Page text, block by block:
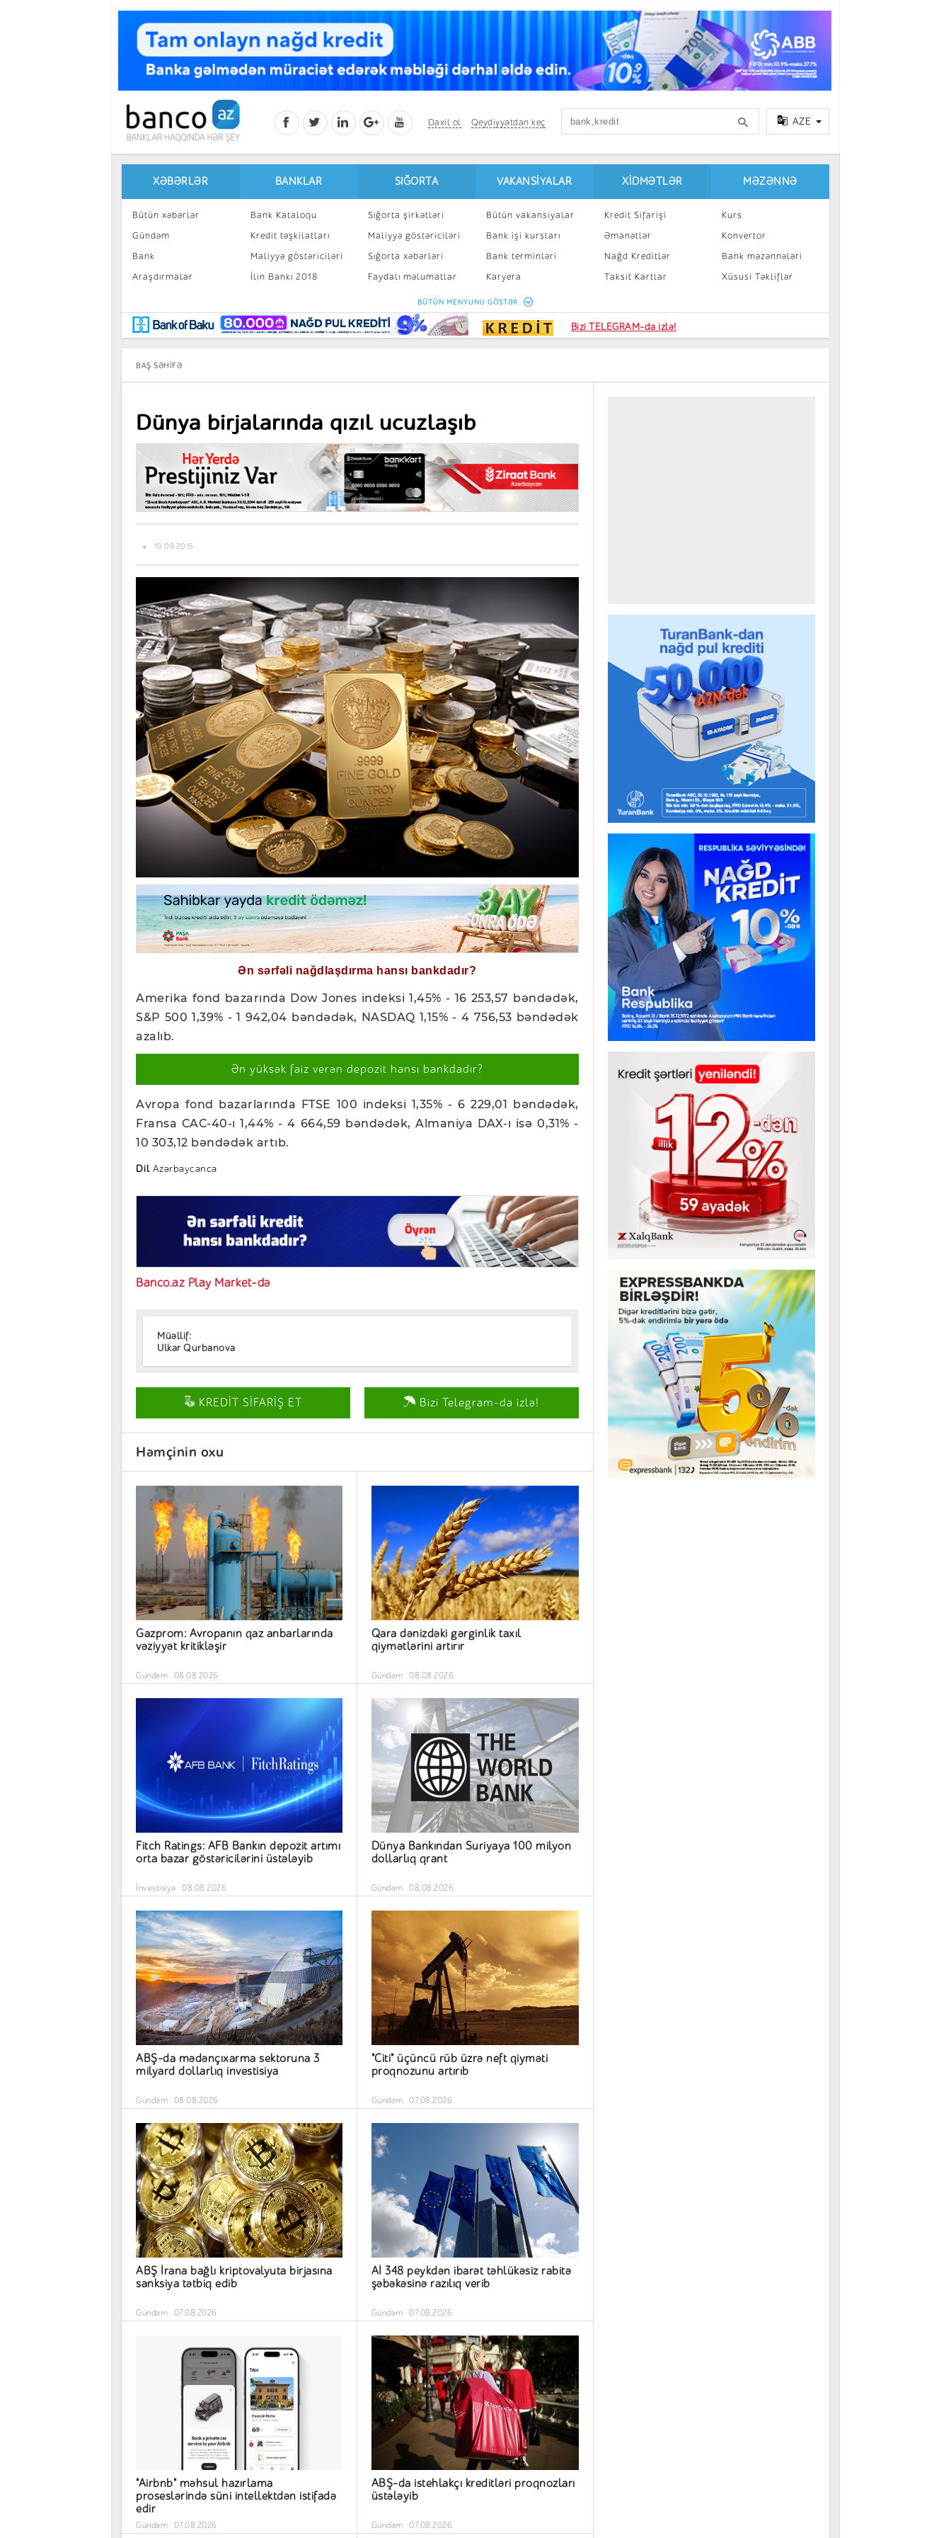
Daxil ol Qeydiyyatdan keç AZE
XƏBƏRLƏR
Bütün xəbərlər
Gündəm
Bank
Araşdırmalar
Maraqlı
BancoTV
Müsahibə
BANKLAR
Bank Kataloqu
Kredit təşkilatları
Maliyyə göstəriciləri
İlin Bankı 2018
SIĞORTA
Sığorta şirkətləri
Maliyyə göstəriciləri
Sığorta xəbərləri
Faydalı məlumatlar
Sığorta kalkulyatoru
VAKANSIYALAR
Bütün vakansiyalar
Bank işi kursları
Bank terminləri
Karyera
Peşakar inkişaf
XIDMƏTLƏR
Kredit Sifarişi
Əmanətlər
Nağd Kreditlər
Taksit Kartlar
Kart sifarişi
MƏZƏNNƏ
Kurs
Konvertor
Bank məzənnələri
Xüsusi Təkliflər
BÜTÜN MENYUNU GÖSTƏR
Bizi TELEGRAM-da izlə!
BAŞ SƏHIFƏ
Dünya birjalarında qızıl ucuzlaşıb
10.09.2015
Ən sərfəli nağdlaşdırma hansı bankdadır?
Amerika fond bazarında Dow Jones indeksi 1,45% - 16 253,57 bəndədək,
S&P 500 1,39% - 1 942,04 bəndədək, NASDAQ 1,15% - 4 756,53 bəndədək
azalıb.
Ən yüksək faiz verən depozit hansı bankdadır?
Avropa fond bazarlarında FTSE 100 indeksi 1,35% - 6 229,01 bəndədək,
Fransa CAC-40-ı 1,44% - 4 664,59 bəndədək, Almaniya DAX-ı isə 0,31% -
10 303,12 bəndədək artıb.
Dil Azərbaycanca
Banco.az Play Market-də
Müəllif:
Ulkar Qurbanova
KREDİT SİFARİŞ ET Bizi Telegram-da izlə!
Həmçinin oxu
Gazprom: Avropanın qaz anbarlarında
vəziyyət kritikləşir
Gündəm 08.08.2026
Qara dənizdəki gərginlik taxıl
qiymətlərini artırır
Gündəm 08.08.2026
Fitch Ratings: AFB Bankın depozit artımı
orta bazar göstəricilərini üstələyib
İnvestisiya 08.08.2026
Dünya Bankından Suriyaya 100 milyon
dollarlıq qrant
Gündəm 08.08.2026
ABŞ-da mədənçıxarma sektoruna 3
milyard dollarlıq investisiya
Gündəm 08.08.2026
"Citi" üçüncü rüb üzrə neft qiyməti
proqnozunu artırıb
Gündəm 07.08.2026
ABŞ İrana bağlı kriptovalyuta birjasına
sanksiya tətbiq edib
Gündəm 07.08.2026
Aİ 348 peykdən ibarət təhlükəsiz rabitə
şəbəkəsinə razılıq verib
Gündəm 07.08.2026
"Airbnb" məhsul hazırlama
proseslərində süni intellektdən istifadə
edir
Gündəm 07.08.2026
ABŞ-da istehlakçı kreditləri proqnozları
üstələyib
Gündəm 07.08.2026